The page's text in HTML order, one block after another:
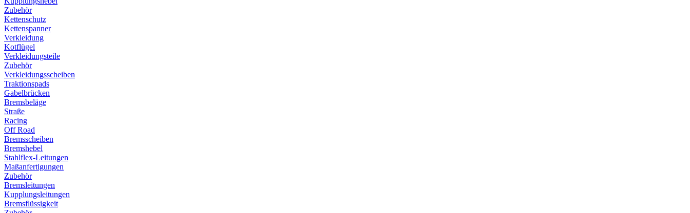
Zubehör
Kettenschutz
Kettenspanner
Verkleidung
Kotflügel
Verkleidungsteile
Zubehör
Verkleidungsscheiben
Traktionspads
Gabelbrücken
Bremsbeläge
Straße
Racing
Off Road
Bremsscheiben
Bremshebel
Stahlflex-Leitungen
Maßanfertigungen
Zubehör
Bremsleitungen
Kupplungsleitungen
Bremsflüssigkeit